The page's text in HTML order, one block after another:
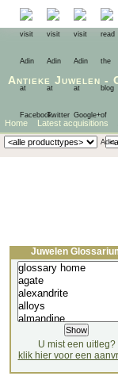
Antieke Juwelen -
Home Latest acquisitions
Juwelen
U mist een uitleg?
klik hier voor een